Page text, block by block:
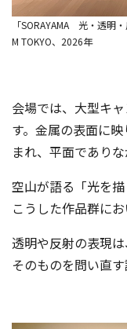
「SORAYAMA 光・透
M TOKYO、2026年
会場では、大型キ
す。金属の表面に
まれ、平面であり
空山が語る「光を
こうした作品群に
透明や反射の表現
そのものを問い直す